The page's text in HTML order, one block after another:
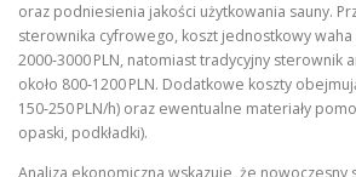
oraz podniesienia jakości użytkowania sauny.
sterownika cyfrowego, koszt jednostkowy waha
2000‑3000 PLN, natomiast tradycyjny sterownik
około 800‑1200 PLN. Dodatkowe koszty
150‑250 PLN/h) oraz ewentualne materiały
opaski, podkładki).